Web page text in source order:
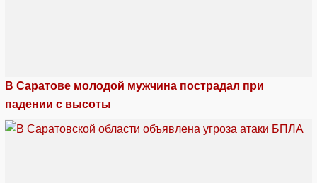
В Саратове молодой мужчина пострадал при
падении с высоты